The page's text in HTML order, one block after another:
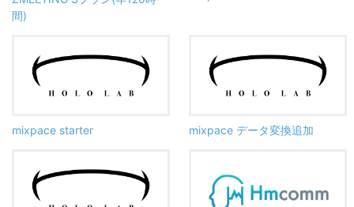
間)
mixpace starter mixpace データ変換追加